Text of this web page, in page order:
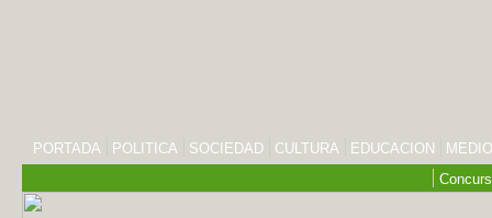
PORTADA POLITICA SOCIEDAD CULTURA EDUCACION